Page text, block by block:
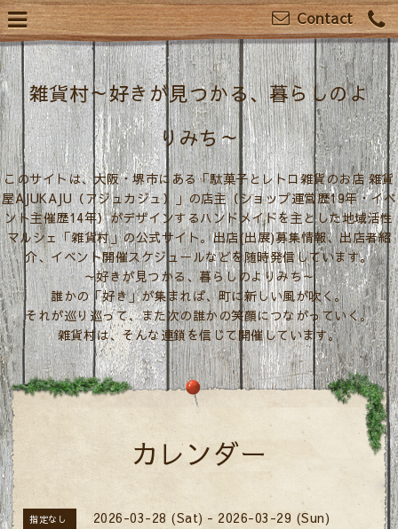
Contact
雑貨村～好きが見つかる、暮らしのよ
りみち～
このサイトは、大阪・堺市にある「駄菓子とレトロ雑貨のお店 雑貨
屋AJUKAJU（アジュカジュ）」の店主（ショップ運営歴19年・イベ
ント主催歴14年）がデザインするハンドメイドを主とした地域活性
マルシェ「雑貨村」の公式サイト。出店(出展)募集情報、出店者紹
介、イベント開催スケジュールなどを随時発信しています。
～好きが見つかる、暮らしのよりみち～
誰かの「好き」が集まれば、町に新しい風が吹く。
それが巡り巡って、また次の誰かの笑顔につながっていく。
雑貨村は、そんな連鎖を信じて開催しています。
カレンダー
指定なし 2026-03-28 (Sat) - 2026-03-29 (Sun)